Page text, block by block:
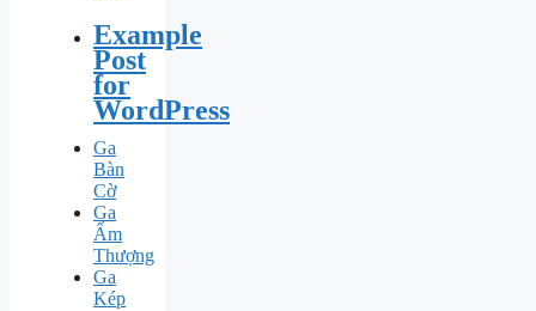
Example
Post
for
WordPress
Ga
Bàn
Cờ
Ga
Ấm
Thượng
Ga
Kép